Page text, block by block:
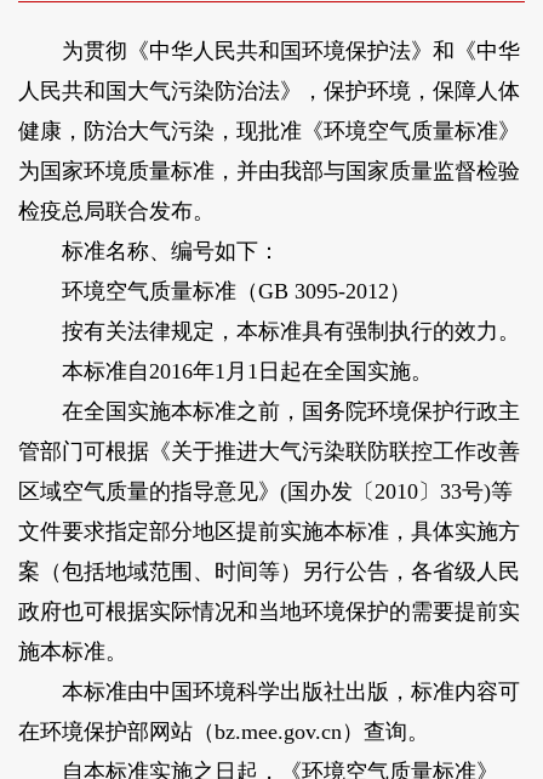
为贯彻《中华人民共和国环境保护法》和《中华
人民共和国大气污染防治法》，保护环境，保障人体
健康，防治大气污染，现批准《环境空气质量标准》
为国家环境质量标准，并由我部与国家质量监督检验
检疫总局联合发布。
标准名称、编号如下：
环境空气质量标准（GB 3095-2012）
按有关法律规定，本标准具有强制执行的效力。
本标准自2016年1月1日起在全国实施。
在全国实施本标准之前，国务院环境保护行政主
管部门可根据《关于推进大气污染联防联控工作改善
区域空气质量的指导意见》(国办发〔2010〕33号)等
文件要求指定部分地区提前实施本标准，具体实施方
案（包括地域范围、时间等）另行公告，各省级人民
政府也可根据实际情况和当地环境保护的需要提前实
施本标准。
本标准由中国环境科学出版社出版，标准内容可
在环境保护部网站（bz.mee.gov.cn）查询。
自本标准实施之日起，《环境空气质量标准》